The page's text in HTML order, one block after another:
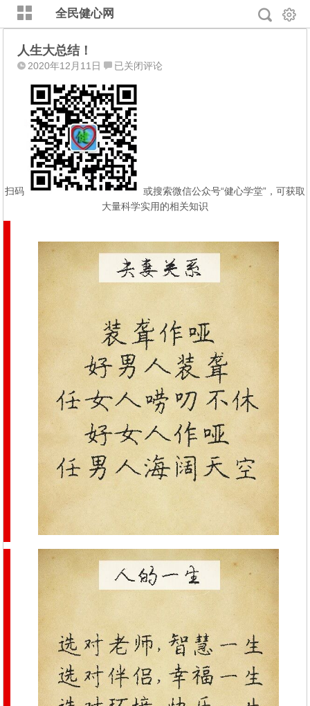
全民健心网
人生大总结！
2020年12月11日
人
大
总
结！
已关闭评论
扫码
或搜索微信公众号“健心学堂”，可获取
大量科学实用的相关知识